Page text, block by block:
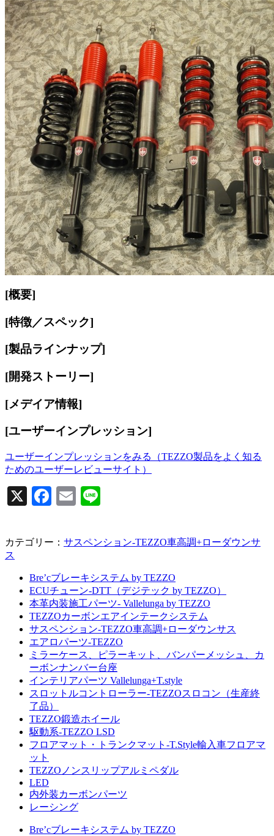
[概要]
[特徴／スペック]
[製品ラインナップ]
[開発ストーリー]
[メデイア情報]
[ユーザーインプレッション]
ユーザーインプレッションをみる（TEZZO製品をよく知る
ためのユーザーレビューサイト）
X Facebook
Email
カテゴリー： サスペンション-TEZZO車高調+ローダウンサ
ス
Bre’cブレーキシステム by TEZZO
ECUチューン-DTT（デジテック by TEZZO）
本革内装施工パーツ- Vallelunga by TEZZO
TEZZOカーボンエアインテークシステム
サスペンション-TEZZO車高調+ローダウンサス
エアロパーツ-TEZZO
ミラーケース、ピラーキット、バンパーメッシュ、カ
ーボンナンバー台座
インテリアパーツ Vallelunga+T.style
スロットルコントローラー-TEZZOスロコン（生産終
了品）
TEZZO鍛造ホイール
駆動系-TEZZO LSD
フロアマット・トランクマット-T.Style輸入車フロアマ
ット
TEZZOノンスリップアルミペダル
LED
内外装カーボンパーツ
レーシング
Bre’cブレーキシステム by TEZZO